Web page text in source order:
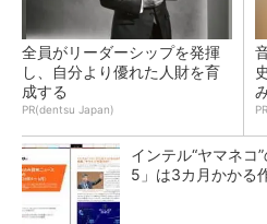
全員がリーダーシップを発揮
し、自分より優れた人財を育
成する
PR(dentsu Japan)
インテル“ヤマネコ
5」は3カ月かかる